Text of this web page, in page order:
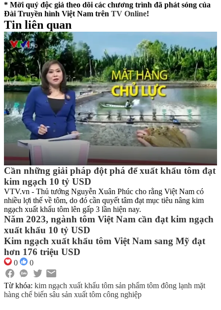
* Mời quý độc giả theo dõi các chương trình đã phát sóng của
Đài Truyền hình Việt Nam trên TV Online!
Tin liên quan
Cần những giải pháp đột phá để xuất khẩu tôm đạt
kim ngạch 10 tỷ USD
VTV.vn - Thủ tướng Nguyễn Xuân Phúc cho rằng Việt Nam có
nhiều lợi thế về tôm, do đó cần quyết tâm đạt mục tiêu nâng kim
ngạch xuất khẩu tôm lên gấp 3 lần hiện nay.
Năm 2023, ngành tôm Việt Nam cần đạt kim ngạch
xuất khẩu 10 tỷ USD
Kim ngạch xuất khẩu tôm Việt Nam sang Mỹ đạt
hơn 176 triệu USD
0 0
Từ khóa: kim ngạch xuất khẩu tôm sản phẩm tôm đông lạnh mặt
hàng chế biến sâu sản xuất tôm công nghiệp